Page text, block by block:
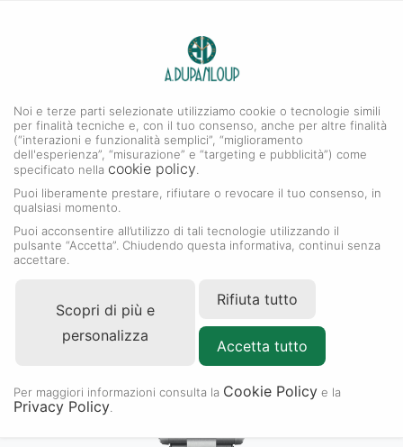
Noi e terze parti selezionate utilizziamo cookie o tecnologie simili
per finalità tecniche e, con il tuo consenso, anche per altre finalità
(“interazioni e funzionalità semplici”, “miglioramento
dell'esperienza”, “misurazione” e “targeting e pubblicità”) come
specificato nella cookie policy
Puoi liberamente prestare, rifiutare o revocare il tuo consenso, in
qualsiasi momento.
Puoi acconsentire all’utilizzo di tali tecnologie utilizzando il
pulsante “Accetta”. Chiudendo questa informativa, continui senza
accettare.
Scopri di più e
personalizza
Rifiuta tutto
Accetta tutto
Per maggiori informazioni consulta la Cookie Policy e la
Privacy Policy